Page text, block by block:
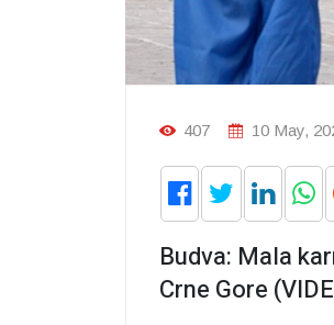
407 10 May,
Budva: Mala
Crne Gore